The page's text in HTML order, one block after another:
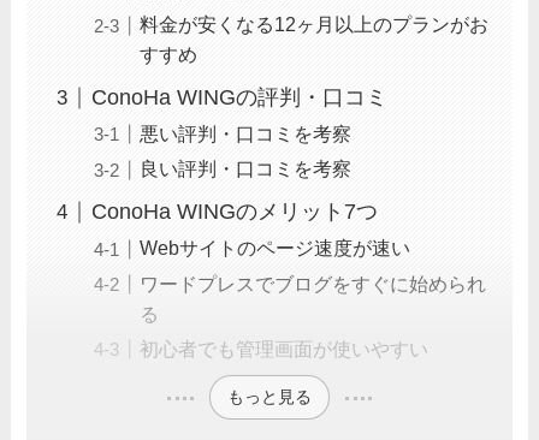
料金が安くなる12ヶ月以上のプランがお
すすめ
ConoHa WINGの評判・口コミ
悪い評判・口コミを考察
良い評判・口コミを考察
ConoHa WINGのメリット7つ
Webサイトのページ速度が速い
ワードプレスでブログをすぐに始められ
る
初心者でも管理画面が使いやすい
もっと見る